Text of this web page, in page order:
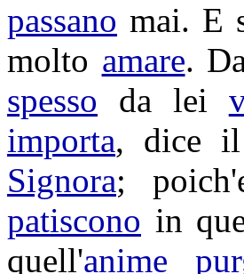
passano mai. E
molto amare.
spesso da lei
importa, dice il
Signora;
patiscono in
quell'anime